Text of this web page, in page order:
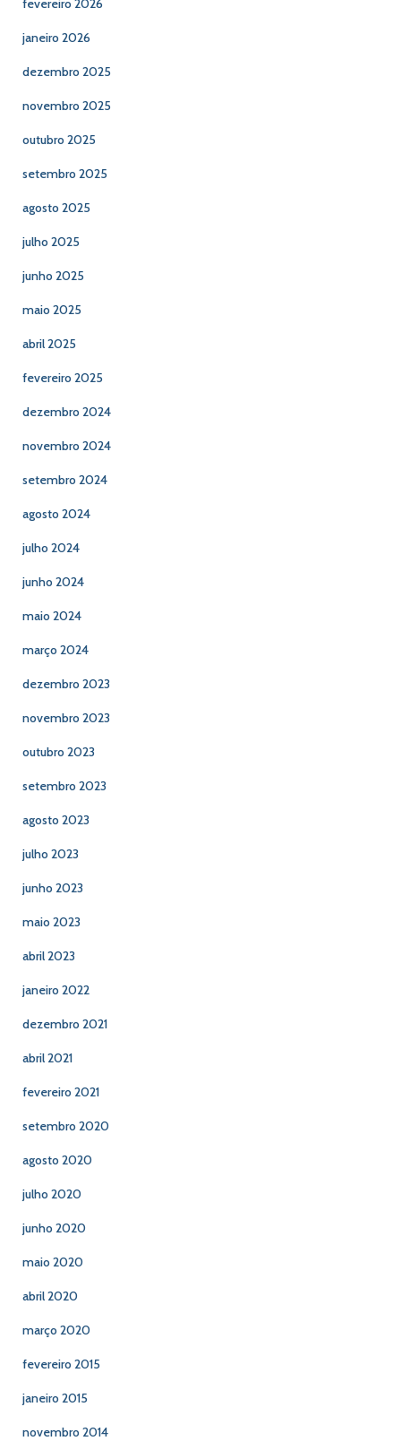
fevereiro 2026
janeiro 2026
dezembro 2025
novembro 2025
outubro 2025
setembro 2025
agosto 2025
julho 2025
junho 2025
maio 2025
abril 2025
fevereiro 2025
dezembro 2024
novembro 2024
setembro 2024
agosto 2024
julho 2024
junho 2024
maio 2024
março 2024
dezembro 2023
novembro 2023
outubro 2023
setembro 2023
agosto 2023
julho 2023
junho 2023
maio 2023
abril 2023
janeiro 2022
dezembro 2021
abril 2021
fevereiro 2021
setembro 2020
agosto 2020
julho 2020
junho 2020
maio 2020
abril 2020
março 2020
fevereiro 2015
janeiro 2015
novembro 2014